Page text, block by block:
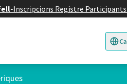
-Inscripcions Registre Participants